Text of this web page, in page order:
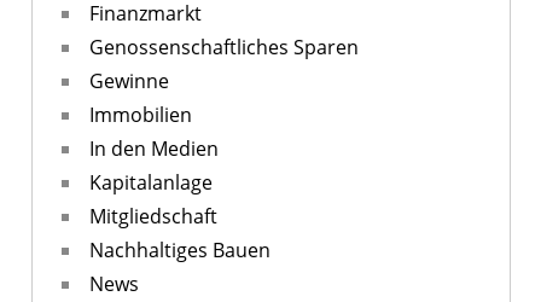
Finanzmarkt
Genossenschaftliches Sparen
Gewinne
Immobilien
In den Medien
Kapitalanlage
Mitgliedschaft
Nachhaltiges Bauen
News